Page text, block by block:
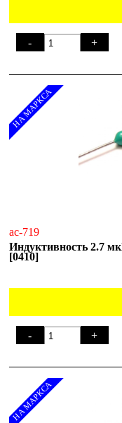
- +
НА МАРКСА
ac-719
Индуктивность 2.7
[0410]
- +
НА МАРКСА